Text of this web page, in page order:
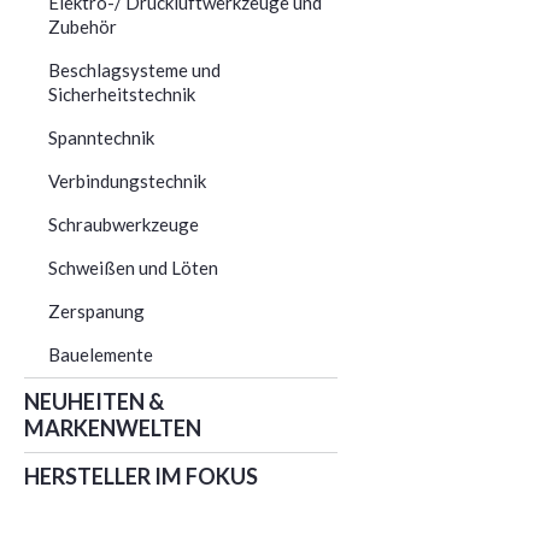
Zubehör
Beschlagsysteme und
Sicherheitstechnik
Spanntechnik
Verbindungstechnik
Schraubwerkzeuge
Schweißen und Löten
Zerspanung
Bauelemente
NEUHEITEN &
MARKENWELTEN
HERSTELLER IM FOKUS